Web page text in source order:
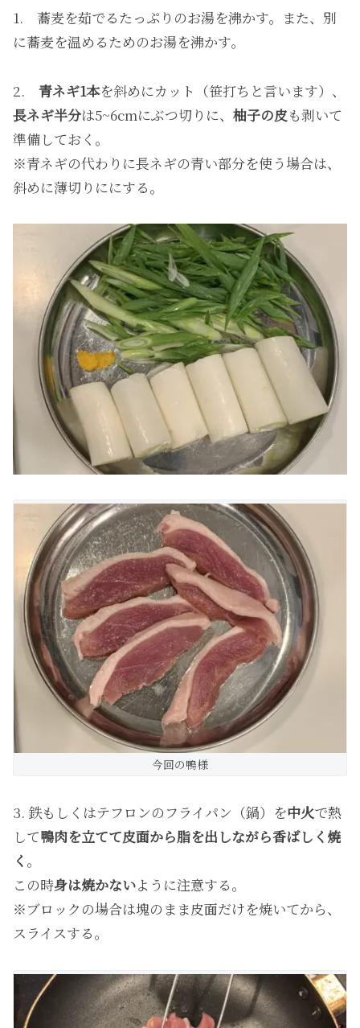
1. 蕎麦を茹でるたっぷりのお湯を沸かす。また、別
に蕎麦を温めるためのお湯を沸かす。
2. 青ネギ1本を斜めにカット（笹打ちと言います）、
長ネギ半分は5~6cmにぶつ切りに、 柚子の皮も剥いて
準備しておく。
※青ネギの代わりに長ネギの青い部分を使う場合は、
斜めに薄切りににする。
今回の鴨様
3. 鉄もしくはテフロンのフライパン（鍋）を中火で熱
して鴨肉を立てて皮面から脂を出しながら香ばしく焼
く 。
この時身は焼かないように注意する。
※ブロックの場合は塊のまま皮面だけを焼いてから、
スライスする。